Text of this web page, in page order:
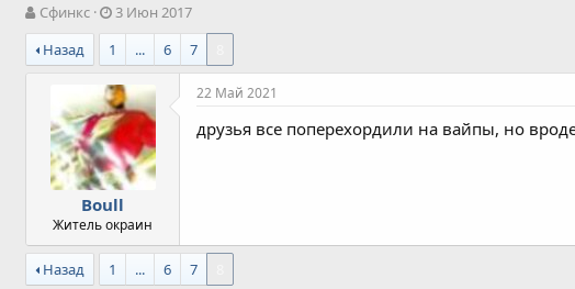
А
в
т
о
Сфинкс
Д
а
т
а
н
а
ч
а
л
а
3 Июн 2017
Назад
1 ... 6 7
Boull
Житель окраин
22 Май 2021
друзья все поперехордили на вайпы, но
Назад 1 ... 6 7